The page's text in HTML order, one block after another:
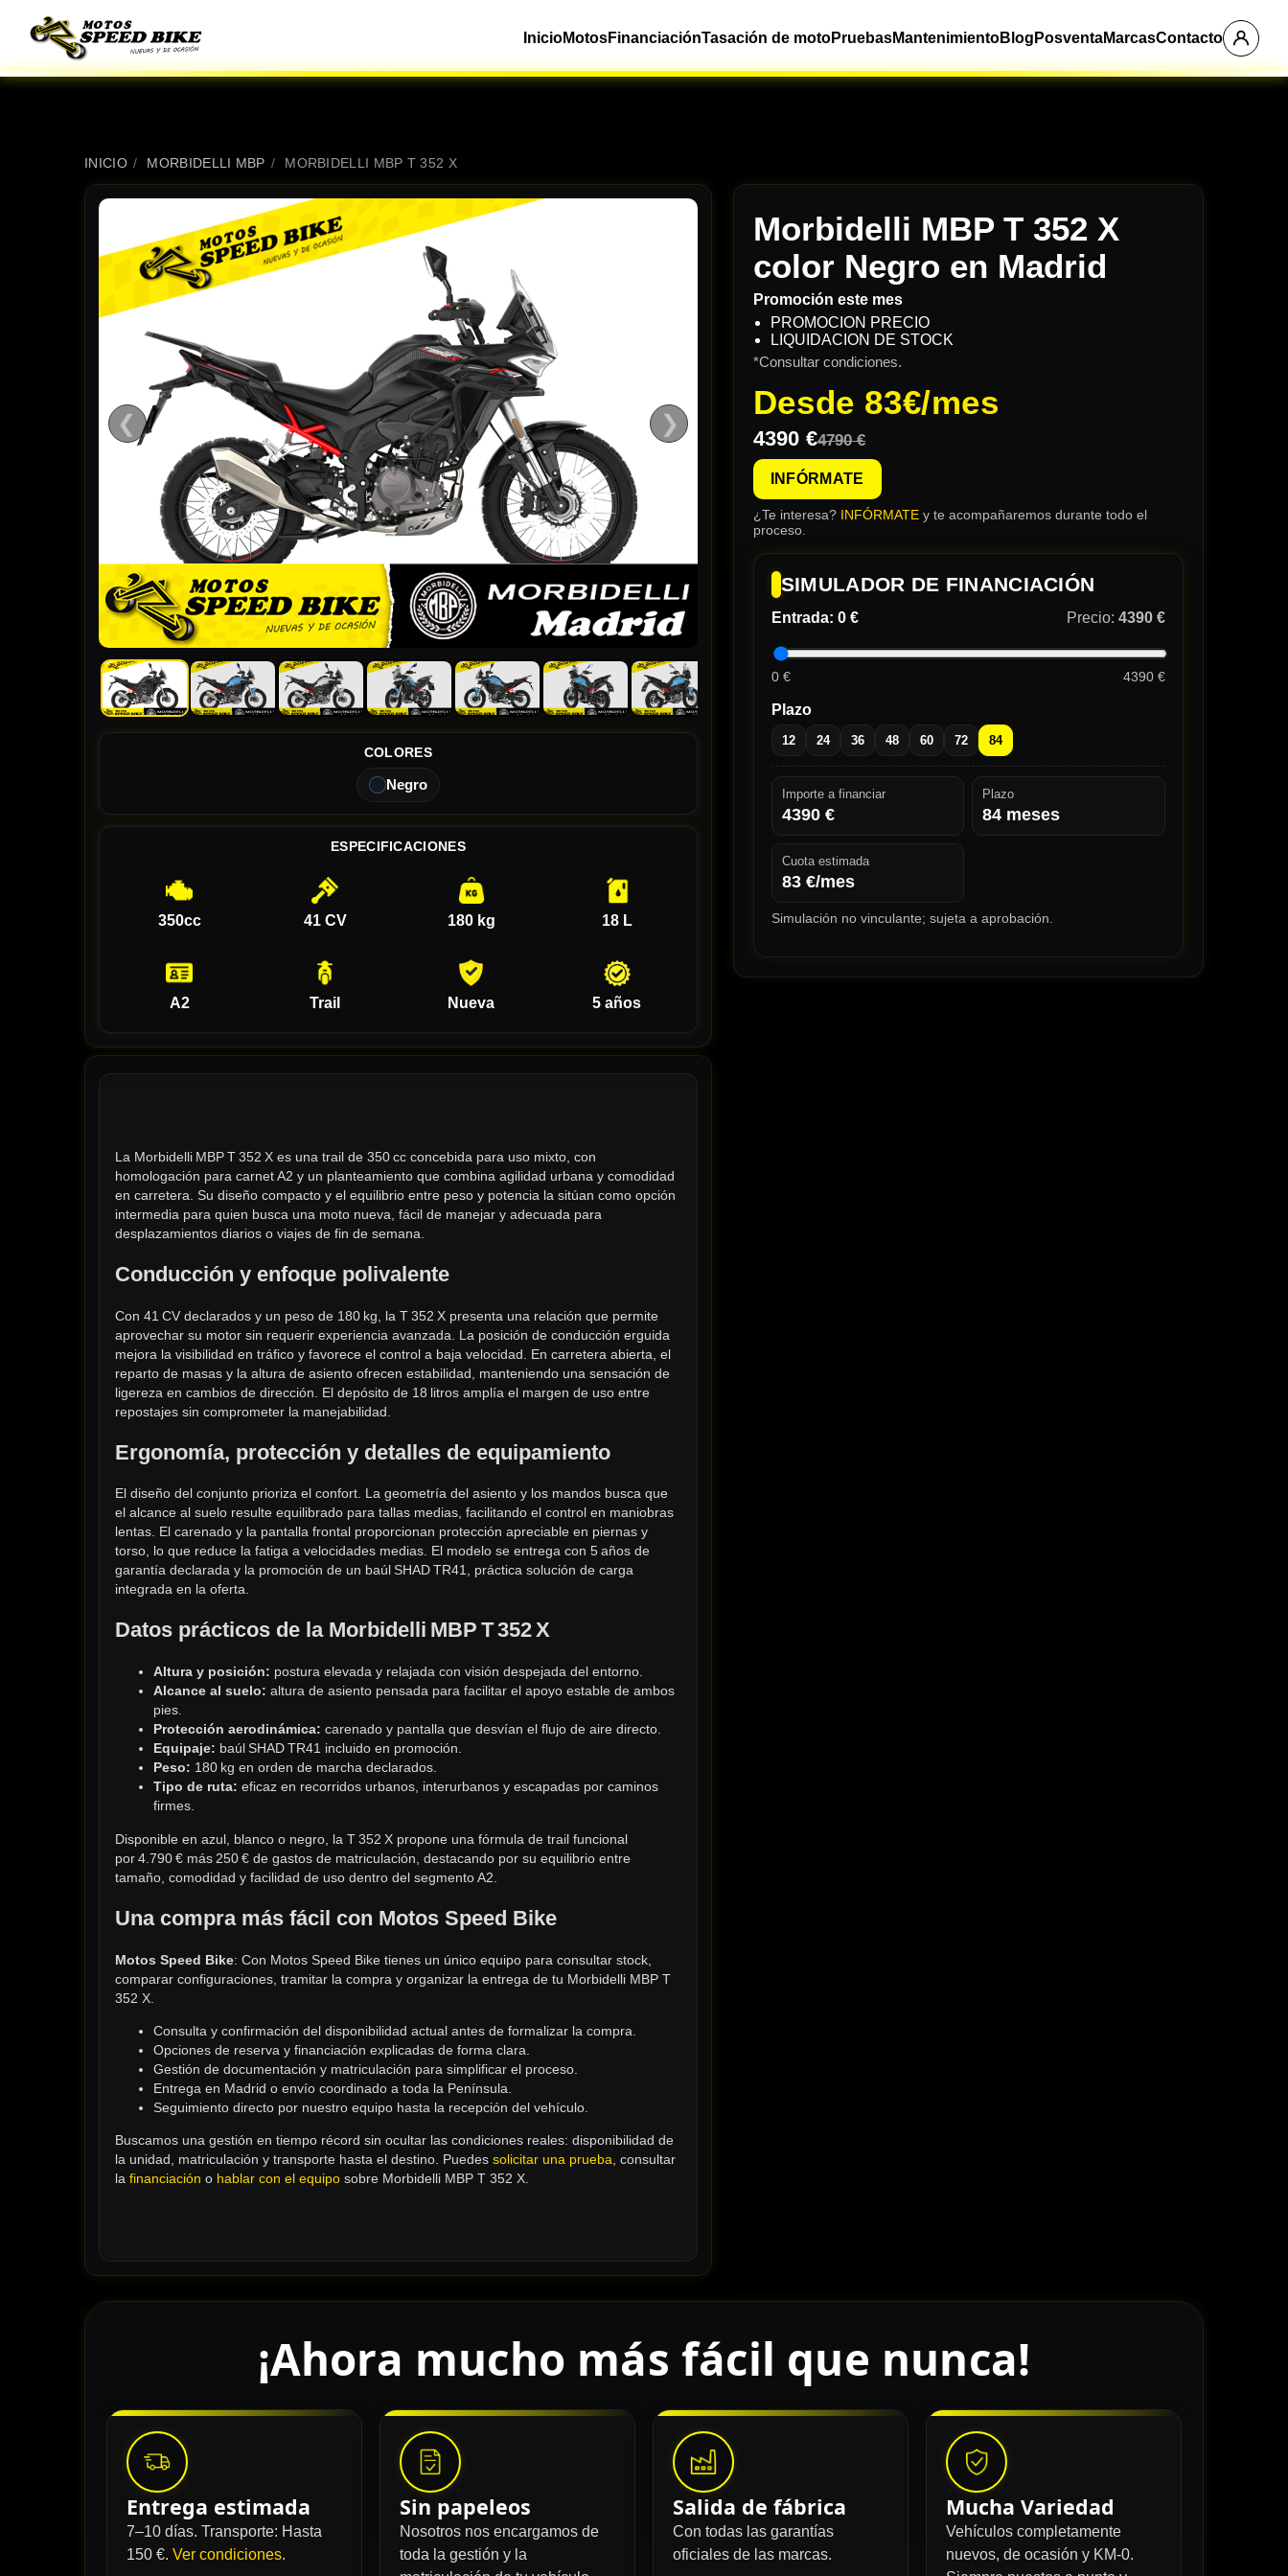
InicioMotosFinanciaciónTasación de motoPruebasMantenimientoBlog PosventaMarcasContacto
INICIO / MORBIDELLI MBP / MORBIDELLI MBP T 352 X
❮ ❯
COLORES
Negro
ESPECIFICACIONES
350cc 41 CV 180 kg 18 L
A2 Trail Nueva 5 años
Morbidelli MBP T 352 X
color Negro en Madrid
Promoción este mes
PROMOCION PRECIO
LIQUIDACION DE STOCK
*Consultar condiciones.
Desde 83€/mes
4390 €4790 €
INFÓRMATE
¿Te interesa? INFÓRMATEy te acompañaremos durante todo el
proceso.
SIMULADOR DE FINANCIACIÓN
Entrada: 0 € Precio: 4390 €
0 € 4390 €
Plazo
12 24 36 48 60 72 84
Importe a financiar
4390€
Plazo
84 meses
Cuota estimada
83€/mes
Simulación no vinculante; sujeta a aprobación.
La Morbidelli MBP T 352 X es una trail de 350 cc concebida para uso mixto, con
homologación para carnet A2 y un planteamiento que combina agilidad urbana y comodidad
en carretera. Su diseño compacto y el equilibrio entre peso y potencia la sitúan como opción
intermedia para quien busca una moto nueva, fácil de manejar y adecuada para
desplazamientos diarios o viajes de fin de semana.
Conducción y enfoque polivalente
Con 41 CV declarados y un peso de 180 kg, la T 352 X presenta una relación que permite
aprovechar su motor sin requerir experiencia avanzada. La posición de conducción erguida
mejora la visibilidad en tráfico y favorece el control a baja velocidad. En carretera abierta, el
reparto de masas y la altura de asiento ofrecen estabilidad, manteniendo una sensación de
ligereza en cambios de dirección. El depósito de 18 litros amplía el margen de uso entre
repostajes sin comprometer la manejabilidad.
Ergonomía, protección y detalles de equipamiento
El diseño del conjunto prioriza el confort. La geometría del asiento y los mandos busca que
el alcance al suelo resulte equilibrado para tallas medias, facilitando el control en maniobras
lentas. El carenado y la pantalla frontal proporcionan protección apreciable en piernas y
torso, lo que reduce la fatiga a velocidades medias. El modelo se entrega con 5 años de
garantía declarada y la promoción de un baúl SHAD TR41, práctica solución de carga
integrada en la oferta.
Datos prácticos de la Morbidelli MBP T 352 X
Altura y posición: postura elevada y relajada con visión despejada del entorno.
Alcance al suelo: altura de asiento pensada para facilitar el apoyo estable de ambos
pies.
Protección aerodinámica: carenado y pantalla que desvían el flujo de aire directo.
Equipaje: baúl SHAD TR41 incluido en promoción.
Peso: 180 kg en orden de marcha declarados.
Tipo de ruta: eficaz en recorridos urbanos, interurbanos y escapadas por caminos
firmes.
Disponible en azul, blanco o negro, la T 352 X propone una fórmula de trail funcional
por 4.790 € más 250 € de gastos de matriculación, destacando por su equilibrio entre
tamaño, comodidad y facilidad de uso dentro del segmento A2.
Una compra más fácil con Motos Speed Bike
Motos Speed Bike: Con Motos Speed Bike tienes un único equipo para consultar stock,
comparar configuraciones, tramitar la compra y organizar la entrega de tu Morbidelli MBP T
352 X.
Consulta y confirmación del disponibilidad actual antes de formalizar la compra.
Opciones de reserva y financiación explicadas de forma clara.
Gestión de documentación y matriculación para simplificar el proceso.
Entrega en Madrid o envío coordinado a toda la Península.
Seguimiento directo por nuestro equipo hasta la recepción del vehículo.
Buscamos una gestión en tiempo récord sin ocultar las condiciones reales: disponibilidad de
la unidad, matriculación y transporte hasta el destino. Puedes solicitar una prueba, consultar
la financiación o hablar con el equipo sobre Morbidelli MBP T 352 X.
¡Ahora mucho más fácil que nunca!
Entrega estimada
7–10 días. Transporte: Hasta
150 €. Ver condiciones.
Sin papeleos
Nosotros nos encargamos de
toda la gestión y la
Salida de fábrica
Con todas las garantías
oficiales de las marcas.
Mucha Variedad
Vehículos completamente
nuevos, de ocasión y KM-0.